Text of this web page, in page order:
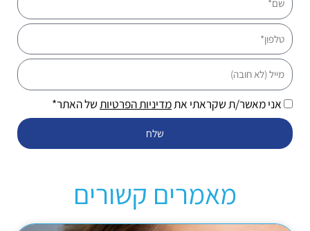
טלפון
מייל
אני מאשר/ת שקראתי אתמדיניות הפרטיותשל האתר*
שלח
מאמרים קשורים